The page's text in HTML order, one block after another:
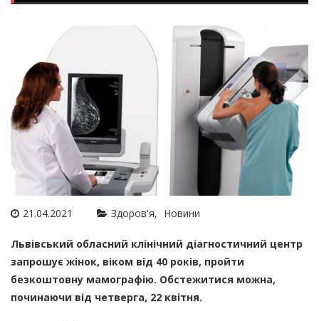
21.04.2021 Здоров'я Новини
Львівський обласний клінічний діагностичний центр
запрошує жінок, віком від 40 років, пройти
безкоштовну мамографію. Обстежитися можна,
починаючи від четверга, 22 квітня.